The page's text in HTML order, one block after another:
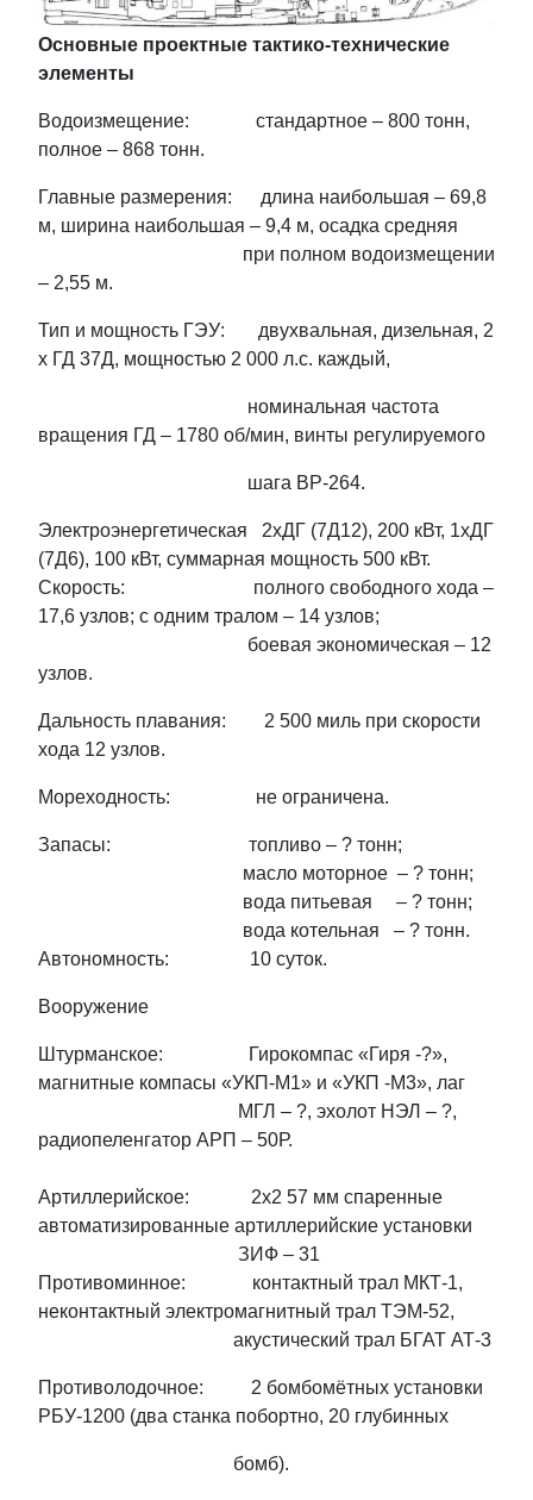
Основные проектные тактико-технические
элементы
Водоизмещение: стандартное – 800 тонн,
полное – 868 тонн.
Главные размерения: длина наибольшая – 69,8
м, ширина наибольшая – 9,4 м, осадка средняя
при полном водоизмещении
– 2,55 м.
Тип и мощность ГЭУ: двухвальная, дизельная, 2
х ГД 37Д, мощностью 2 000 л.с. каждый,
номинальная частота
вращения ГД – 1780 об/мин, винты регулируемого
шага ВР-264.
Электроэнергетическая 2хДГ (7Д12), 200 кВт, 1хДГ
(7Д6), 100 кВт, суммарная мощность 500 кВт.
Скорость: полного свободного хода –
17,6 узлов; с одним тралом – 14 узлов;
боевая экономическая – 12
узлов.
Дальность плавания: 2 500 миль при скорости
хода 12 узлов.
Мореходность: не ограничена.
Запасы: топливо – ? тонн;
масло моторное – ? тонн;
вода питьевая – ? тонн;
вода котельная – ? тонн.
Автономность: 10 суток.
Вооружение
Штурманское: Гирокомпас «Гиря -?»,
магнитные компасы «УКП-М1» и «УКП -М3», лаг
МГЛ – ?, эхолот НЭЛ – ?,
радиопеленгатор АРП – 50Р.
Артиллерийское: 2х2 57 мм спаренные
автоматизированные артиллерийские установки
ЗИФ – 31
Противоминное: контактный трал МКТ-1,
неконтактный электромагнитный трал ТЭМ-52,
акустический трал БГАТ АТ-3
Противолодочное: 2 бомбомётных установки
РБУ-1200 (два станка побортно, 20 глубинных
бомб).